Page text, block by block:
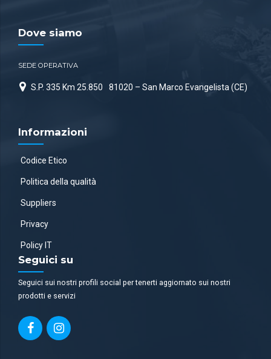
Dove siamo
SEDE OPERATIVA
S.P. 335 Km 25.850 81020 – San Marco Evangelista (CE)
Informazioni
Codice Etico
Politica della qualità
Suppliers
Privacy
Policy IT
Seguici su
Seguici sui nostri profili social per tenerti aggiornato sui nostri
prodotti e servizi